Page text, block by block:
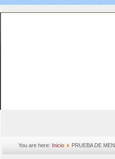
You are here: Inicio PRUEBA DE